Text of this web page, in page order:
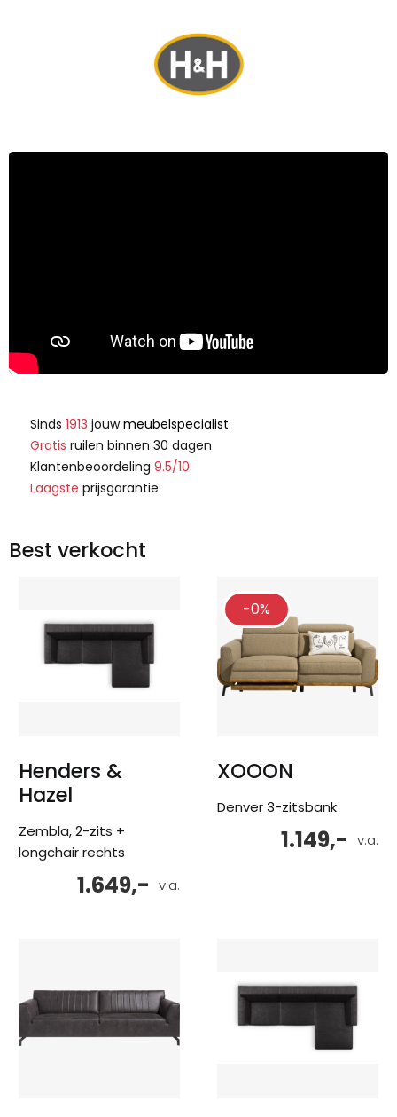
Sinds 1913 jouwmeubelspecialist
Gratis ruilen binnen 30 dagen
Klantenbeoordeling 9.5/10
Laagste prijsgarantie
Best verkocht
Henders &
Hazel
Zembla, 2-zits +
longchair rechts
v.a.
1.649,-
-0%
XOOON
Denver 3-zitsbank
v.a.
1.149,-